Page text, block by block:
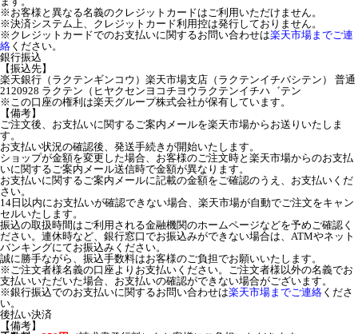
※お客様と異なる名義のクレジットカードはご利用いただけません。
※決済システム上、クレジットカード利用控は発行しておりません。
※クレジットカードでのお支払いに関するお問い合わせは楽天市場までご連
絡 ください。
銀行振込
【振込先】
楽天銀行（ラクテンギンコウ）楽天市場支店（ラクテンイチバシテン） 普通
2120928 ラクテン（ヒヤクセンヨコチヨウラクテンイチハ゛テン
※この口座の権利は楽天グループ株式会社が保有しています。
【備考】
ご注文後、お支払いに関するご案内メールを楽天市場からお送りいたしま
す。
お支払い状況の確認後、発送手続きが開始いたします。
ショップが金額を変更した場合、お客様のご注文時と楽天市場からのお支払
いに関するご案内メール送信時で金額が異なります。
お支払いに関するご案内メールに記載の金額をご確認のうえ、お支払いくだ
さい。
14日以内にお支払いが確認できない場合、楽天市場が自動でご注文をキャン
セルいたします。
振込の取扱時間はご利用される金融機関のホームページなどを予めご確認く
ださい。連休時など、銀行窓口でお振込みができない場合は、ATMやネット
バンキングにてお振込みください。
誠に勝手ながら、振込手数料はお客様のご負担でお願いいたします。
※ご注文者様名義の口座よりお支払いください。ご注文者様以外の名義でお
支払いいただいた場合、お支払いの確認ができない場合がございます。
※銀行振込でのお支払いに関するお問い合わせは楽天市場までご連絡 くださ
い。
後払い決済
【備考】